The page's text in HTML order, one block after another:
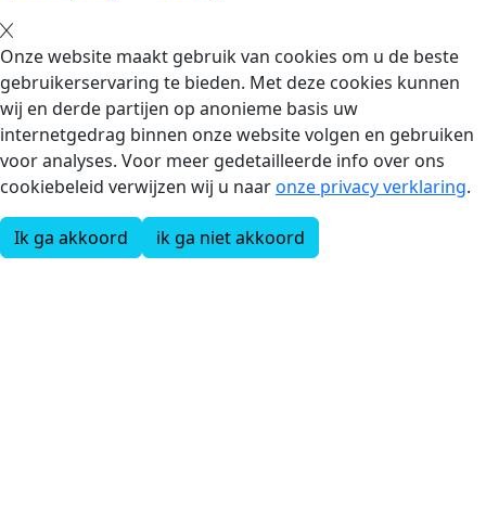
Onze website maakt gebruik van cookies om u de beste
gebruikerservaring te bieden. Met deze cookies kunnen
wij en derde partijen op anonieme basis uw
internetgedrag binnen onze website volgen en gebruiken
voor analyses. Voor meer gedetailleerde info over ons
cookiebeleid verwijzen wij u naaronze privacy verklaring.
Ik ga akkoord ik ga niet akkoord